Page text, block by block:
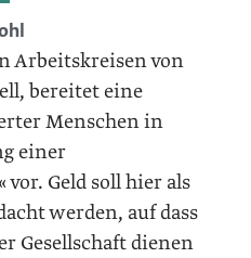
Arbeitskreisen von
bereitet eine
Menschen in
einer
Geld soll hier als
werden, auf dass
Gesellschaft dienen